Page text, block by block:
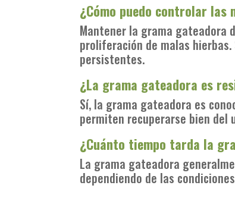
¿Cómo puedo controlar las
Mantener la grama gateadora
proliferación de malas
persistentes.
¿La grama gateadora es
Sí, la grama gateadora es
permiten recuperarse bien del
¿Cuánto tiempo tarda la
La grama gateadora
dependiendo de las